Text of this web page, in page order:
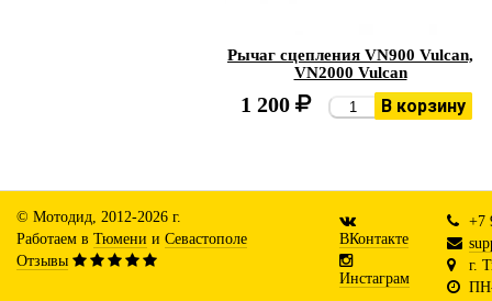
Рычаг сцепления VN900 Vulcan,
VN2000 Vulcan
1 200 В корзину
© Мотодид, 2012-2026 г.
Работаем в Тюмени и Севастополе
Отзывы
ВКонтакте
Инстаграм
+7
г.